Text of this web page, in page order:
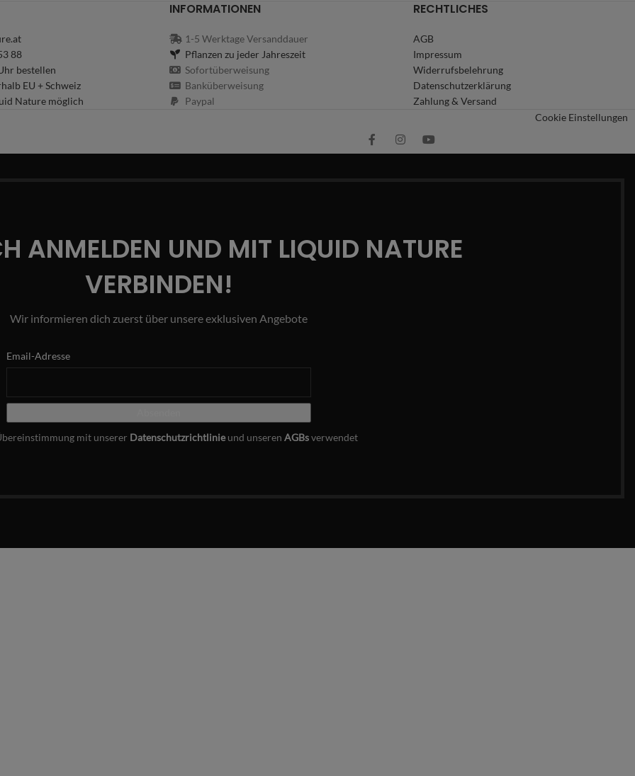
88
bestellen
EU + Schweiz
Nature möglich
INFORMATIONEN
1-5 Werktage Versanddauer
Pflanzen zu jeder Jahreszeit
Sofortüberweisung
Banküberweisung
Paypal
RECHTLICHES
AGB
Impressum
Widerrufsbelehrung
Datenschutzerklärung
Zahlung & Versand
Cookie Einstellungen
ANMELDEN UND MIT LIQUID NATURE
VERBINDEN!
Wir informieren dich zuerst über unsere exklusiven Angebote
Email-Adresse
mit unserer Datenschutzrichtlinie und unseren AGBsverwendet